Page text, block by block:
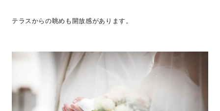
テラスからの眺めも開放感があります。